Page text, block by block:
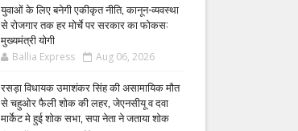
युवाओं के लिए बनेगी एकीकृत नीति, कानून-व्यवस्था
से रोजगार तक हर मोर्चे पर सरकार का फोकस:
मुख्यमंत्री योगी
Ballia Express Aug 06, 2026
रसड़ा विधायक उमाशंकर सिंह की असामायिक मौत
से चहुओर फैली शोक की लहर, जेएनसीयू व दवा
मार्केट मे हुई शोक सभा, सपा नेता ने जताया शोक